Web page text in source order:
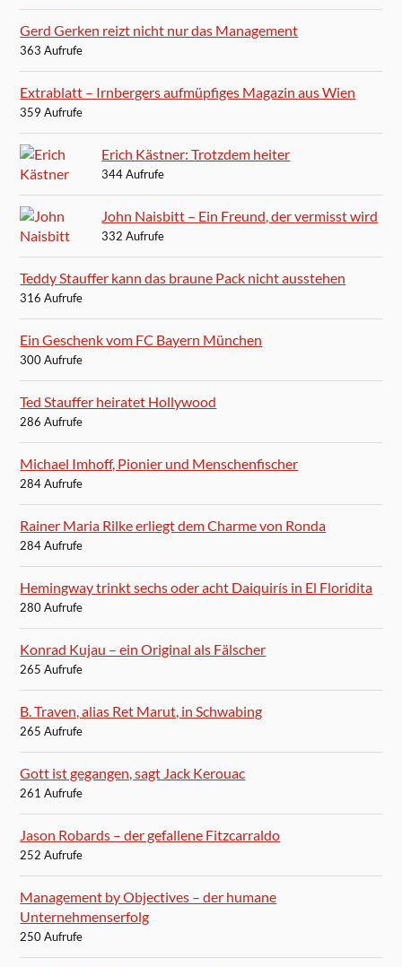
Gerd Gerken reizt nicht nur das Management
363 Aufrufe
Extrablatt – Irnbergers aufmüpfiges Magazin aus Wien
359 Aufrufe
Erich Kästner: Trotzdem heiter
344 Aufrufe
John Naisbitt – Ein Freund, der vermisst wird
332 Aufrufe
Teddy Stauffer kann das braune Pack nicht ausstehen
316 Aufrufe
Ein Geschenk vom FC Bayern München
300 Aufrufe
Ted Stauffer heiratet Hollywood
286 Aufrufe
Michael Imhoff, Pionier und Menschenfischer
284 Aufrufe
Rainer Maria Rilke erliegt dem Charme von Ronda
284 Aufrufe
Hemingway trinkt sechs oder acht Daiquirís in El Floridita
280 Aufrufe
Konrad Kujau – ein Original als Fälscher
265 Aufrufe
B. Traven, alias Ret Marut, in Schwabing
265 Aufrufe
Gott ist gegangen, sagt Jack Kerouac
261 Aufrufe
Jason Robards – der gefallene Fitzcarraldo
252 Aufrufe
Management by Objectives – der humane
Unternehmenserfolg
250 Aufrufe